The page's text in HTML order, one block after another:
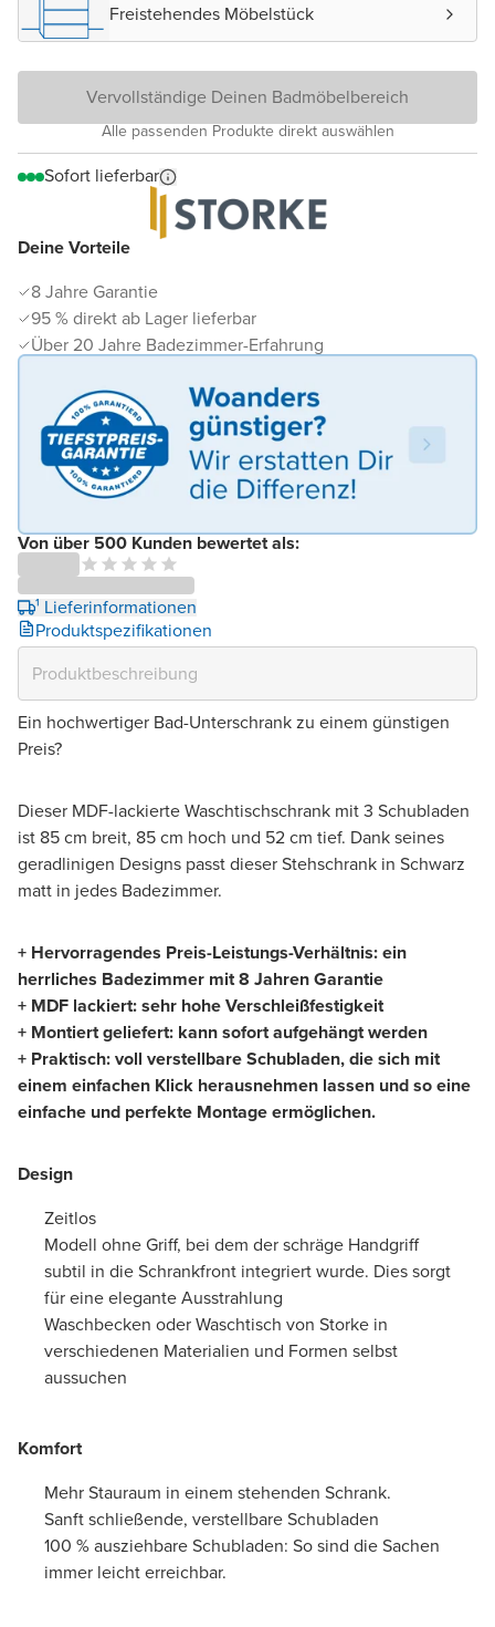
Deine Vorteile
8 Jahre Garantie
95 % direkt ab Lager lieferbar
Über 20 Jahre Badezimmer-Erfahrung
Von über 500 Kunden bewertet als:
¹ Lieferinformationen
Produktspezifikationen
Freistehendes Möbelstück
Vervollständige Deinen Badmöbelbereich
Alle passenden Produkte direkt auswählen
Sofort lieferbar
Ein hochwertiger Bad-Unterschrank zu einem günstigen
Preis?
Dieser MDF-lackierte Waschtischschrank mit 3 Schubladen
ist 85 cm breit, 85 cm hoch und 52 cm tief. Dank seines
geradlinigen Designs passt dieser Stehschrank in Schwarz
matt in jedes Badezimmer.
+ Hervorragendes Preis-Leistungs-Verhältnis: ein
herrliches Badezimmer mit 8 Jahren Garantie
+ MDF lackiert: sehr hohe Verschleißfestigkeit
+ Montiert geliefert: kann sofort aufgehängt werden
+ Praktisch: voll verstellbare Schubladen, die sich mit
einem einfachen Klick herausnehmen lassen und so eine
einfache und perfekte Montage ermöglichen.
Design
Zeitlos
Modell ohne Griff, bei dem der schräge Handgriff
subtil in die Schrankfront integriert wurde. Dies sorgt
für eine elegante Ausstrahlung
Waschbecken oder Waschtisch von Storke in
verschiedenen Materialien und Formen selbst
aussuchen
Komfort
Mehr Stauraum in einem stehenden Schrank.
Sanft schließende, verstellbare Schubladen
100 % ausziehbare Schubladen: So sind die Sachen
immer leicht erreichbar.